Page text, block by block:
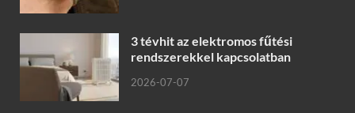
3 tévhit az elektromos fűtési
rendszerekkel kapcsolatban
2026-07-07